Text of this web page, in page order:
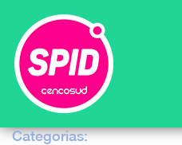
Categorias: